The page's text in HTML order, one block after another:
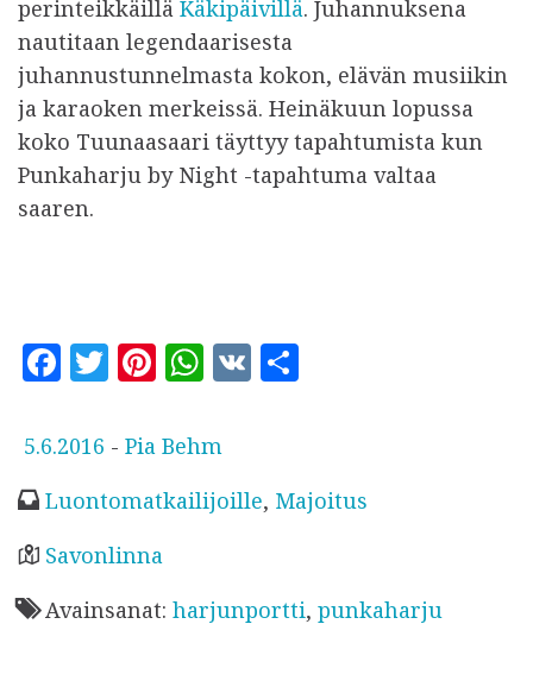
perinteikkäillä Käkipäivillä. Juhannuksena
nautitaan legendaarisesta
juhannustunnelmasta kokon, elävän musiikin
ja karaoken merkeissä. Heinäkuun lopussa
koko Tuunaasaari täyttyy tapahtumista kun
Punkaharju by Night -tapahtuma valtaa
saaren.
F
c
b
o
k
T
it
r
Pi
te
es
t
W
at
A
p
V
e
J
l
k
i
5.6.2016 - Pia Behm
Luontomatkailijoille, Majoitus
Savonlinna
Avainsanat: harjunportti, punkaharju